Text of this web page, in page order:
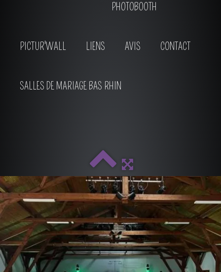
PHOTOBOOTH
PICTUR'WALL LIENS AVIS CONTACT
SALLES DE MARIAGE BAS RHIN